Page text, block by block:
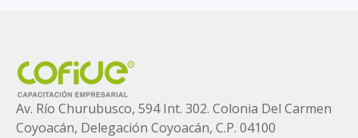
Av. Río Churubusco, 594 Int. 302. Colonia Del Carmen
Coyoacán, Delegación Coyoacán, C.P. 04100